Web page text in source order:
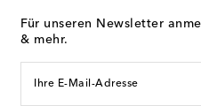
Für unseren Newsletter
& mehr.
Ihre E-Mail-Adresse